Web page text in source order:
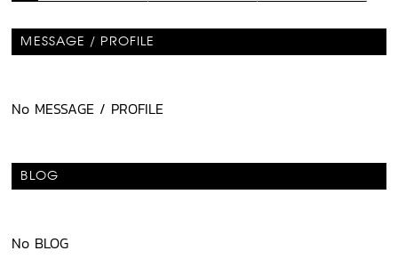
MESSAGE / PROFILE
No MESSAGE / PROFILE
BLOG
No BLOG